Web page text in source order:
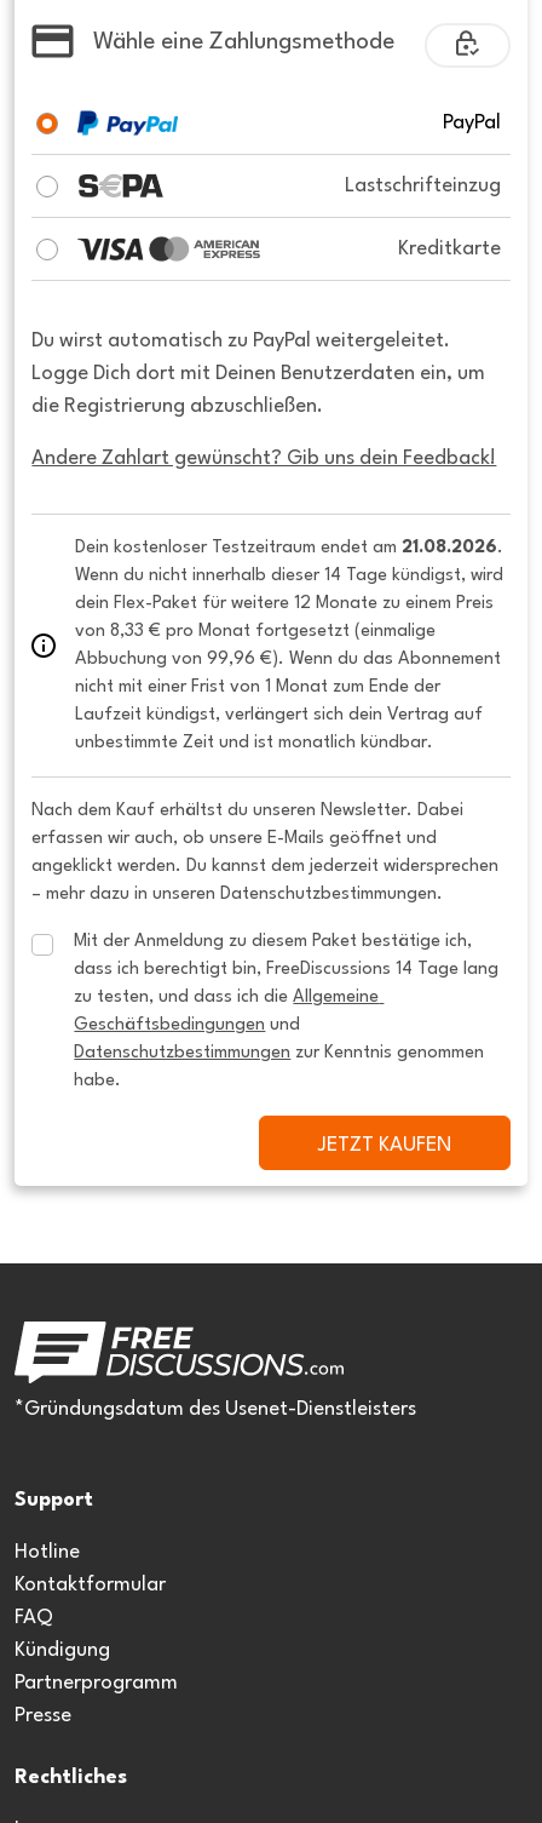
Wähle eine Zahlungsmethode
PayPal
Lastschrifteinzug
Kreditkarte
Du wirst automatisch zu PayPal weitergeleitet.
Logge Dich dort mit Deinen Benutzerdaten ein, um
die Registrierung abzuschließen.
Andere Zahlart gewünscht? Gib uns dein Feedback!
Dein kostenloser Testzeitraum endet am 21.08.2026.
Wenn du nicht innerhalb dieser 14 Tage kündigst, wird
dein Flex-Paket für weitere 12 Monate zu einem Preis
von 8,33 € pro Monat fortgesetzt (einmalige
Abbuchung von 99,96 €). Wenn du das Abonnement
nicht mit einer Frist von 1 Monat zum Ende der
Laufzeit kündigst, verlängert sich dein Vertrag auf
unbestimmte Zeit und ist monatlich kündbar.
Nach dem Kauf erhältst du unseren Newsletter. Dabei
erfassen wir auch, ob unsere E-Mails geöffnet und
angeklickt werden. Du kannst dem jederzeit widersprechen
– mehr dazu in unseren Datenschutzbestimmungen.
Mit der Anmeldung zu diesem Paket bestätige ich,
dass ich berechtigt bin, FreeDiscussions 14 Tage lang
zu testen, und dass ich die Allgemeine
Geschäftsbedingungen
Datenschutzbestimmungen zur Kenntnis genommen
habe.
JETZT KAUFEN
*Gründungsdatum des Usenet-Dienstleisters
Support
Hotline
Kontaktformular
FAQ
Kündigung
Partnerprogramm
Presse
Rechtliches